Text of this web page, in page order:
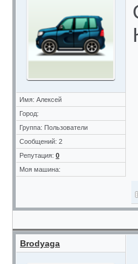
Имя: Алексей
Город:
Группа: Пользователи
Сообщений: 2
Репутация: 0
Моя машина:
Brodyaga